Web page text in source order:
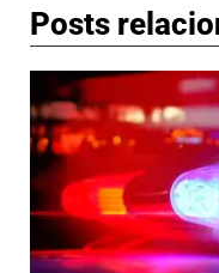
Posts